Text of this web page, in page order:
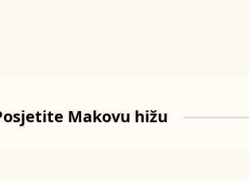
Makovu hižu